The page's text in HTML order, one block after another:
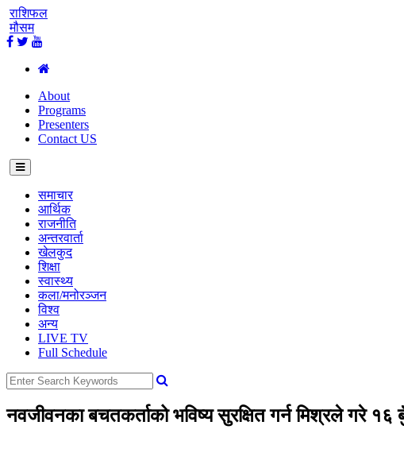
राशिफल
मौसम
About
Programs
Presenters
Contact US
समाचार
आर्थिक
राजनीति
अन्तरवार्ता
खेलकुद
शिक्षा
स्वास्थ्य
कला/मनोरञ्जन
विश्व
अन्य
LIVE TV
Full Schedule
नवजीवनका बचतकर्ताको भविष्य सुरक्षित गर्न मिश्रले गरे १६